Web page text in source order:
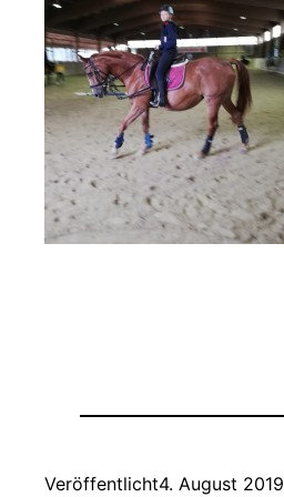
Veröffentlicht4. August 2019